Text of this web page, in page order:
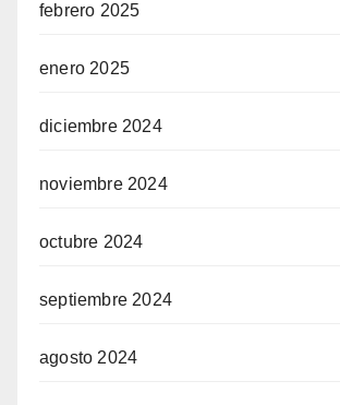
febrero 2025
enero 2025
diciembre 2024
noviembre 2024
octubre 2024
septiembre 2024
agosto 2024